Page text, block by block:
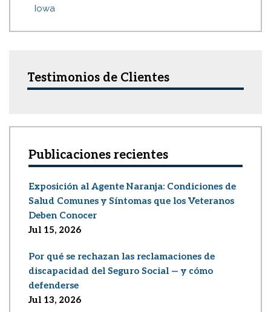
Iowa
Testimonios de Clientes
Publicaciones recientes
Exposición al Agente Naranja: Condiciones de
Salud Comunes y Síntomas que los Veteranos
Deben Conocer
Jul 15, 2026
Por qué se rechazan las reclamaciones de
discapacidad del Seguro Social — y cómo
defenderse
Jul 13, 2026